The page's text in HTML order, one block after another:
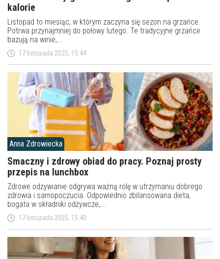
kalorie
Listopad to miesiąc, w którym zaczyna się sezon na grzańce.
Potrwa przynajmniej do połowy lutego. Te tradycyjne grzańce
bazują na winie,...
17 listopada 2025, 15:44
Anna Zdrowiecka
Smaczny i zdrowy obiad do pracy. Poznaj prosty
przepis na lunchbox
Zdrowe odżywianie odgrywa ważną rolę w utrzymaniu dobrego
zdrowia i samopoczucia. Odpowiednio zbilansowana dieta,
bogata w składniki odżywcze,...
17 listopada 2025, 15:40